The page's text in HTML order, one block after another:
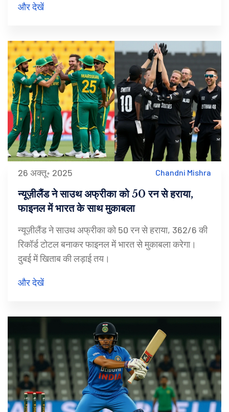
और देखें
26 अक्तू॰ 2025 Chandni Mishra
न्यूज़ीलैंड ने साउथ अफ्रीका को 50 रन से हराया,
फाइनल में भारत के साथ मुकाबला
न्यूज़ीलैंड ने साउथ अफ्रीका को 50 रन से हराया, 362/6 की
रिकॉर्ड टोटल बनाकर फाइनल में भारत से मुकाबला करेगा।
दुबई में खिताब की लड़ाई तय।
और देखें